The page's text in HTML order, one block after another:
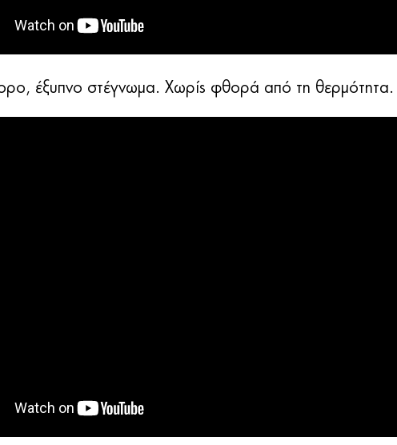
έξυπνο στέγνωμα. Χωρίς φθορά από τη θερμότητα.